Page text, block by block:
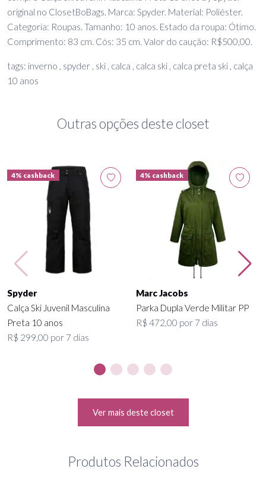
original no ClosetBoBags. Marca: Spyder. Material: Poliéster.
Categoria: Roupas. Tamanho: 10 anos. Estado da roupa: Ótimo.
Comprimento: 83 cm. Cós: 35 cm. Valor do caução: R$500,00.
tags: inverno , spyder , ski , calca , calca ski , calca preta ski , calça
10 anos
Outras opções deste closet
4% cashback
Spyder
Calça Ski Juvenil Masculina
Preta 10 anos
R$ 299,00 por 7 dias
4% cashback
Marc Jacobs
Parka Dupla Verde Militar PP
R$ 472,00 por 7 dias
Ver mais deste closet
Produtos Relacionados